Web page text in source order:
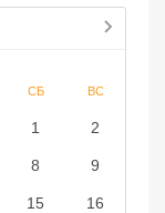
СБ ВС
1 2
8 9
15 16